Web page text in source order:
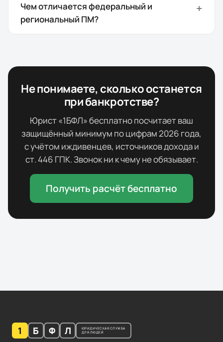
Чем отличается федеральный и
региональный ПМ?
Не понимаете, сколько останется
при банкротстве?
Юрист «1БФЛ» бесплатно посчитает ваш
защищённый минимум по цифрам2026 года,
с учётом иждивенцев, источников дохода и
ст. 446 ГПК. Звонок ни к чему не обязывает.
Получить расчёт бесплатно
1 Б Ф Л
ЮРИДИЧЕСКАЯ СЛУЖБА
ДЛЯ ЛЮДЕЙ